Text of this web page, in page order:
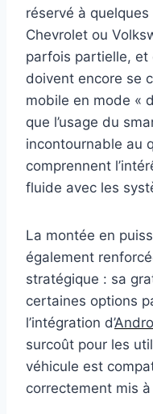
réservé à
Chevrolet ou
parfois partielle, et
doivent encore se
mobile en mode «
que l’usage du
incontournable au
comprennent
fluide avec les
La montée en
également
stratégique : sa
certaines options
l’intégration d’
surcoût pour les
véhicule est
correctement mis à